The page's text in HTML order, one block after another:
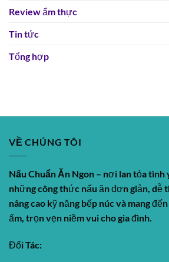
Review ẩm thực
Tin tức
Tổng hợp
VỀ CHÚNG TÔI
Nấu Chuẩn Ăn Ngon – nơi lan tỏa tình
những công thức nấu ăn đơn giản, dễ
nâng cao kỹ năng bếp núc và mang
ấm, trọn vẹn niềm vui cho gia đình.
Đối Tác: